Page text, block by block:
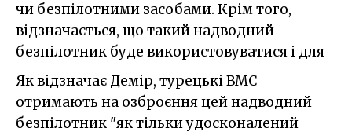
чи безпілотними засобами. Крім того,
відзначається, що такий надводний
безпілотник буде використовуватися і для
Як відзначає Демір, турецькі ВМС
отримають на озброєння цей надводний
безпілотник "як тільки удосконалений